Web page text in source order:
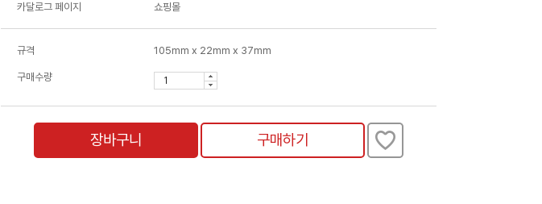
카달로그 페이지 쇼핑몰
규격 105mm x 22mm x 37mm
구매수량
장바구니 구매하기